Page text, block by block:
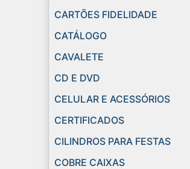
CARTÕES FIDELIDADE
CATÁLOGO
CAVALETE
CD E DVD
CELULAR E ACESSÓRIOS
CERTIFICADOS
CILINDROS PARA FESTAS
COBRE CAIXAS